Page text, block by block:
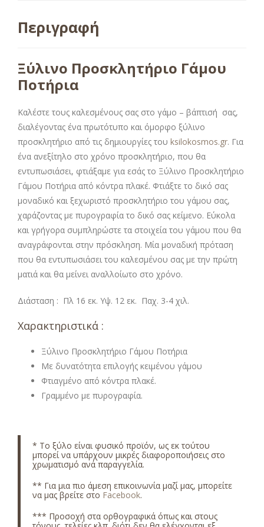
Περιγραφή
Ξύλινο Προσκλητήριο Γάμου
Ποτήρια
Καλέστε τους καλεσμένους σας στο γάμο – βάπτισή σας,
διαλέγοντας ένα πρωτότυπο και όμορφο ξύλινο
προσκλητήριο από τις δημιουργίες του ksilokosmos.gr. Για
ένα ανεξίτηλο στο χρόνο προσκλητήριο, που θα
εντυπωσιάσει, φτιάξαμε για εσάς το Ξύλινο Προσκλητήριο
Γάμου Ποτήρια από κόντρα πλακέ. Φτιάξτε το δικό σας
μοναδικό και ξεχωριστό προσκλητήριο του γάμου σας,
χαράζοντας με πυρογραφία το δικό σας κείμενο. Εύκολα
και γρήγορα συμπληρώστε τα στοιχεία του γάμου που θα
αναγράφονται στην πρόσκληση. Μία μοναδική πρόταση
που θα εντυπωσιάσει του καλεσμένου σας με την πρώτη
ματιά και θα μείνει αναλλοίωτο στο χρόνο.
Διάσταση : Πλ 16 εκ. Υψ. 12 εκ. Παχ. 3-4 χιλ.
Χαρακτηριστικά :
Ξύλινο Προσκλητήριο Γάμου Ποτήρια
Με δυνατότητα επιλογής κειμένου γάμου
Φτιαγμένο από κόντρα πλακέ.
Γραμμένο με πυρογραφία.
* Το ξύλο είναι φυσικό προϊόν, ως εκ τούτου
μπορεί να υπάρχουν μικρές διαφοροποιήσεις στο
χρωματισμό ανά παραγγελία.
** Για μια πιο άμεση επικοινωνία μαζί μας, μπορείτε
να μας βρείτε στο Facebook.
*** Προσοχή στα ορθογραφικά όπως και στους